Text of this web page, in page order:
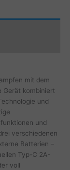
mit dem
Gerät kombiniert
und
und
verschiedenen
Batterien –
Typ-C 2A-
voll